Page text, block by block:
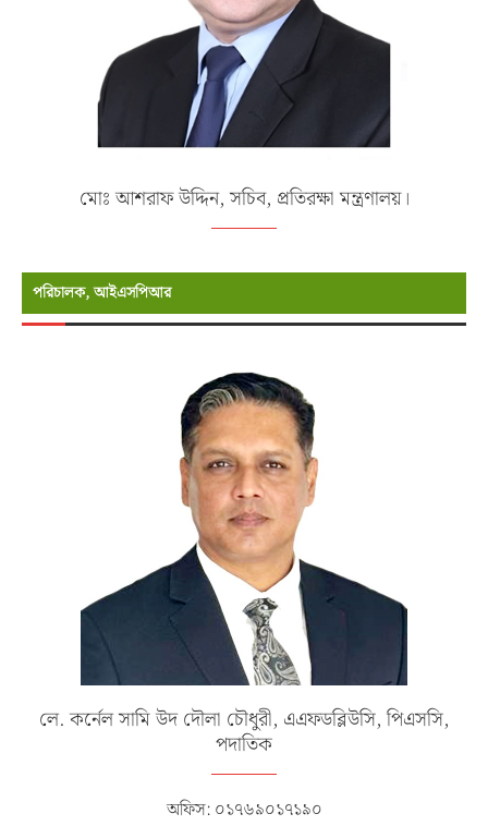
মোঃ আশরাফ উদ্দিন, সচিব, প্রতিরক্ষা মন্ত্রণালয়।
পরিচালক, আইএসপিআর
লে. কর্নেল সামি উদ দৌলা চৌধুরী, এএফডব্লিউসি, পিএসসি,
পদাতিক
অফিস: ০১৭৬৯০১৭১৯০